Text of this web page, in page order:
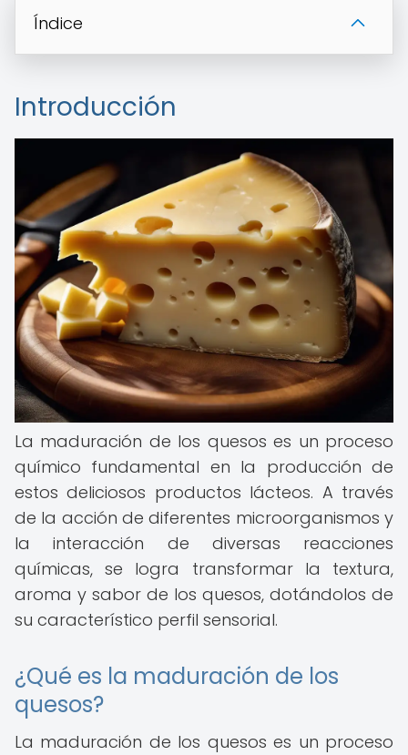
Índice
Introducción
La maduración de los quesos es un proceso
químico fundamental en la producción de
estos deliciosos productos lácteos. A través
de la acción de diferentes microorganismos y
la interacción de diversas reacciones
químicas, se logra transformar la textura,
aroma y sabor de los quesos, dotándolos de
su característico perfil sensorial.
¿Qué es la maduración de los
quesos?
La maduración de los quesos es un proceso